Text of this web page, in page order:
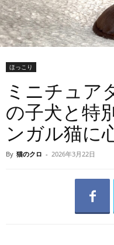
ほっこり
ミニチュア
の子犬と特
ンガル猫に
By 猫のクロ - 2026年3月22日